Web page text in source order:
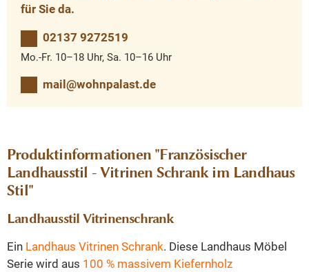
für Sie da.
02137 9272519
Mo.-Fr. 10–18 Uhr, Sa. 10–16 Uhr
mail@wohnpalast.de
Produktinformationen "Französischer
Landhausstil - Vitrinen Schrank im Landhaus
Stil"
Landhausstil Vitrinenschrank
Ein Landhaus Vitrinen Schrank. Diese Landhaus Möbel
Serie wird aus 100 % massivem Kiefernholz